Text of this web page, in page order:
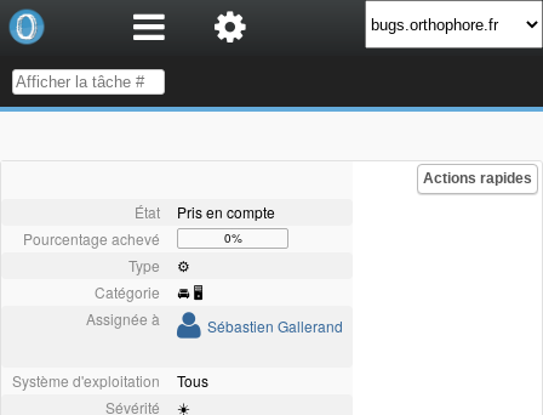
Actions rapides
État
Pris en compte
Pourcentage achevé
0%
Type
⚙️
Catégorie
🚘 🖥
Assignée à
Sébastien Gallerand
Système d'exploitation
Tous
Sévérité
☀️